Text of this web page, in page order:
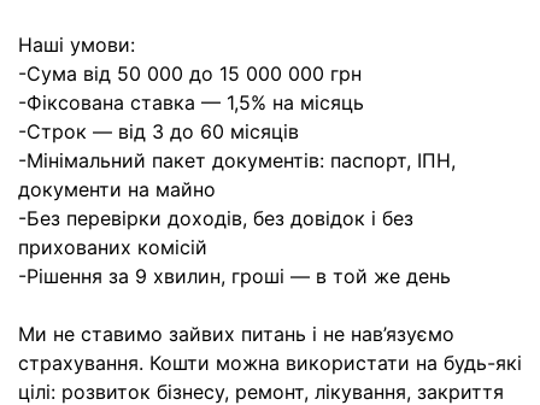
Наші умови:
-Сума від 50 000 до 15 000 000 грн
-Фіксована ставка — 1,5% на місяць
-Строк — від 3 до 60 місяців
-Мінімальний пакет документів: паспорт, ІПН,
документи на майно
-Без перевірки доходів, без довідок і без
прихованих комісій
-Рішення за 9 хвилин, гроші — в той же день
Ми не ставимо зайвих питань і не нав’язуємо
страхування. Кошти можна використати на будь-які
цілі: розвиток бізнесу, ремонт, лікування, закриття